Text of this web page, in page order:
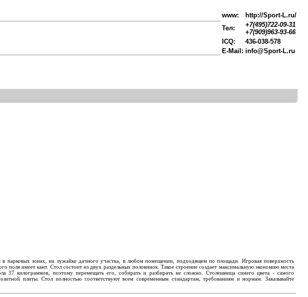
www:
http://Sport-L.ru/
Тел:
+7(495)722-09-31
+7(909)963-93-66
ICQ:
436-038-578
E-Mail: info@Sport-L.ru
в парковых зонах, на лужайке дачного участка, в любом помещении, подходящем по площади. Игровая поверхность
имеет кант. Стол состоит из двух раздельных половинок. Такое строение создает максимальную экономию места
килограммов, поэтому перемещать его, собирать и разбирать не сложно. Столешница синего цвета - самого
плиты. Стол полностью соответствуют всем современным стандартам, требованиям и нормам. Заказывайте